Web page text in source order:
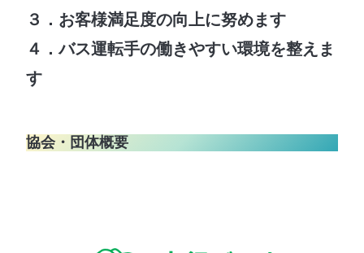
３．お客様満足度の向上に努めます
４．バス運転手の働きやすい環境を整えま
す
協会・団体概要